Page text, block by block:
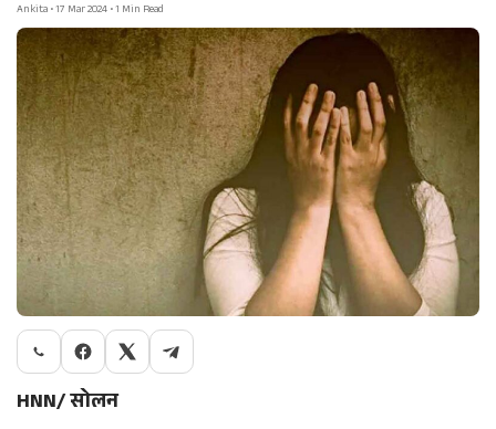
Ankita • 17 Mar 2024 • 1 Min Read
HNN/ सोलन